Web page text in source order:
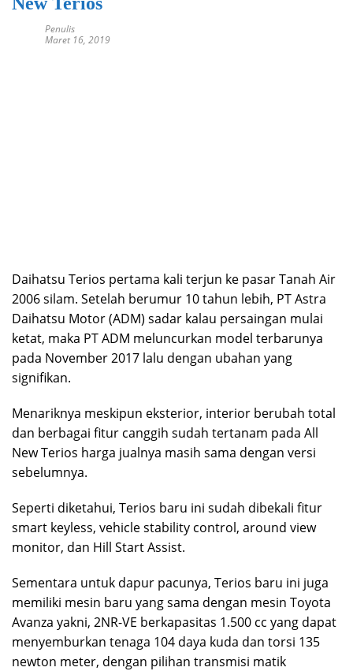
Penulis
Maret 16, 2019
Daihatsu Terios pertama kali terjun ke pasar Tanah Air
2006 silam. Setelah berumur 10 tahun lebih, PT Astra
Daihatsu Motor (ADM) sadar kalau persaingan mulai
ketat, maka PT ADM meluncurkan model terbarunya
pada November 2017 lalu dengan ubahan yang
signifikan.
Menariknya meskipun eksterior, interior berubah total
dan berbagai fitur canggih sudah tertanam pada All
New Terios harga jualnya masih sama dengan versi
sebelumnya.
Seperti diketahui, Terios baru ini sudah dibekali fitur
smart keyless, vehicle stability control, around view
monitor, dan Hill Start Assist.
Sementara untuk dapur pacunya, Terios baru ini juga
memiliki mesin baru yang sama dengan mesin Toyota
Avanza yakni, 2NR-VE berkapasitas 1.500 cc yang dapat
menyemburkan tenaga 104 daya kuda dan torsi 135
newton meter, dengan pilihan transmisi matik